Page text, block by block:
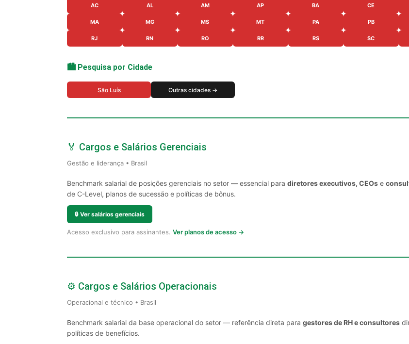
AC AL AM AP BA CE
MA MG MS MT PA PB
RJ RN RO RR RS SC
🏙️ Pesquisa por Cidade
São Luís Outras cidades →
🏅 Cargos e Salários Gerenciais
Gestão e liderança • Brasil
Benchmark salarial de posições gerenciais no setor — essencial para diretores executivos, CEOs e
de C-Level, planos de sucessão e políticas de bônus.
🔒 Ver salários gerenciais
Acesso exclusivo para assinantes. Ver planos de acesso →
⚙️ Cargos e Salários Operacionais
Operacional e técnico • Brasil
Benchmark salarial da base operacional do setor — referência direta para gestores de RH e consultores
políticas de benefícios.